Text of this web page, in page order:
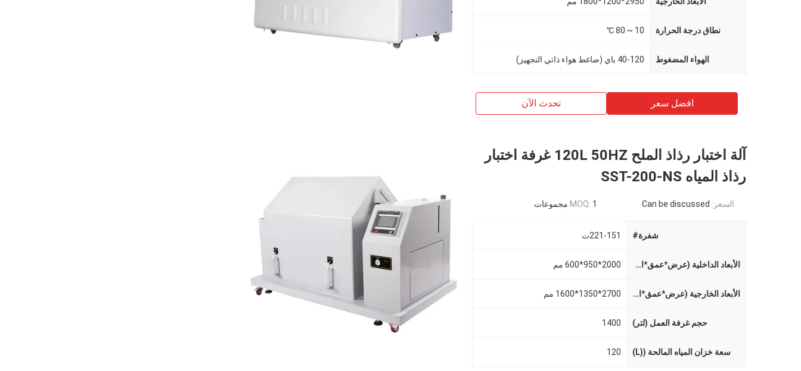
نطاق درجة الحرارة 10 ~ 80 ℃
الهواء المضغوط 40-120 باي (ضاغط هواء ذاتي التجهيز)
افضل سعر تحدث الآن
آلة اختبار رذاذ الملح 120L 50HZ غرفة اختبار
رذاذ المياه SST-200-NS
السعر: Can be discussed
MOQ: 1 مجموعات
شفرة# 221-151ت
الأبعاد الداخلية (عرض*عمق*ارتفاع) ملم 2000*950*600 مم
الأبعاد الخارجية (عرض*عمق*ارتفاع) ملم 2700*1350*1600 مم
حجم غرفة العمل (لتر) 1400
سعة خزان المياه المالحة ((L) 120